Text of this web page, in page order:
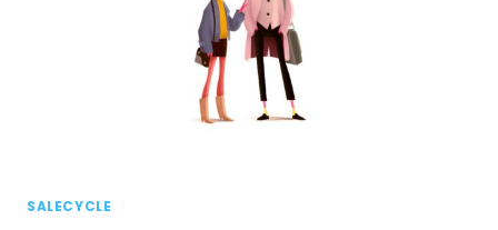
CONVERSION
SALECYCLE